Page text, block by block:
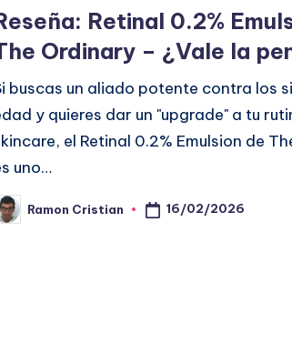
Retinal 0.2%
Ordinary – ¿Vale la
buscas un aliado potente contra los
y quieres dar un "upgrade" a tu
el Retinal 0.2% Emulsion de
uno…
Ramon Cristian 16/02/2026